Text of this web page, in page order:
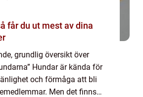
grundlig översikt över
Hundar är kända för
och förmåga att bli
Men det finns